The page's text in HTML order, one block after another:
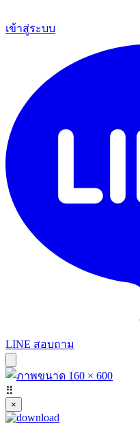
เข้าสู่ระบบ
LINE สอบถาม
⠿
×